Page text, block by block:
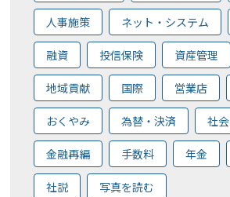
人事施策 ネット・システム
融資 投信保険 資産管理
地域貢献 国際 営業店
おくやみ 為替・決済 社会
金融再編 手数料 年金
社説 写真を読む